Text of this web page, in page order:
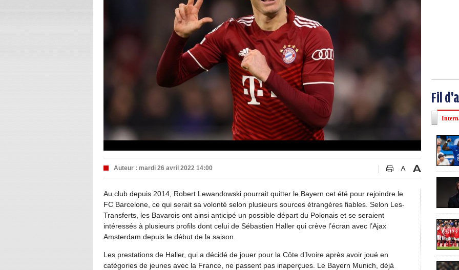
Auteur : mardi 26 avril 2022 14:00
Au club depuis 2014, Robert Lewandowski pourrait quitter le Bayern cet été pour rejoindre le
FC Barcelone, ce qui serait sa volonté selon plusieurs sources étrangères fiables. Selon Les-
Transferts, les Bavarois ont ainsi anticipé un possible départ du Polonais et se seraient
intéressés à plusieurs profils dont celui de Sébastien Haller qui crève l’écran avec l’Ajax
Amsterdam depuis le début de la saison.
Les prestations de Haller, qui a décidé de jouer pour la Côte d’Ivoire après avoir joué en
catégories de jeunes avec la France, ne passent pas inaperçues. Le Bayern Munich, déjà
Fil